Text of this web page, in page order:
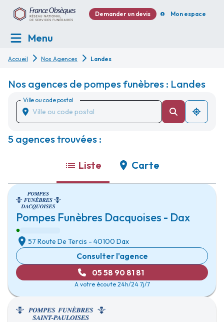
Demander un devis Mon espace
Menu
Accueil Nos Agences Landes
Nos agences de pompes funèbres : Landes
Ville ou code postal
5 agences trouvées :
Liste Carte
Pompes Funèbres Dacquoises - Dax
57 Route De Tercis - 40100 Dax
Consulter l'agence
05 58 90 81 81
A votre écoute 24h/24 7j/7